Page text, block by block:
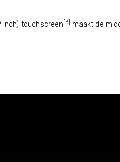
inch) touchscreen [3] maakt de